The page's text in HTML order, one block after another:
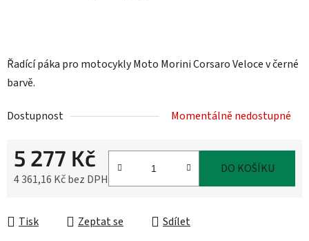
Řadící páka pro motocykly Moto Morini Corsaro Veloce v černé
barvě.
Dostupnost Momentálně nedostupné
5 277 Kč
4 361,16 Kč bez DPH
DO KOŠÍKU
Tisk Zeptat se Sdílet